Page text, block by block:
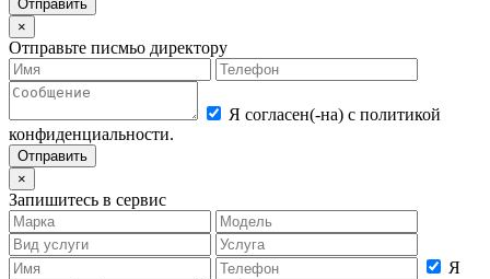
×
Отправьте писмьо директору
Я согласен(-на) с политикой
конфиденциальности.
×
Запишитесь в сервис
Я